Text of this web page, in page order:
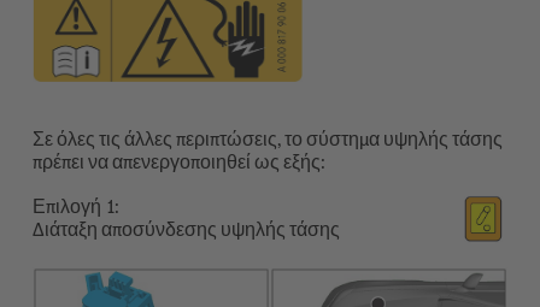
Σε όλες τις άλλες περιπτώσεις, το σύστημα υψηλής τάσης
πρέπει να απενεργοποιηθεί ως εξής:
Επιλογή
Διάταξη αποσύνδεσης υψηλής τάσης